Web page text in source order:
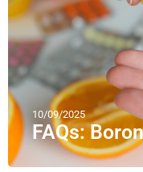
10/09/2025
FAQs: